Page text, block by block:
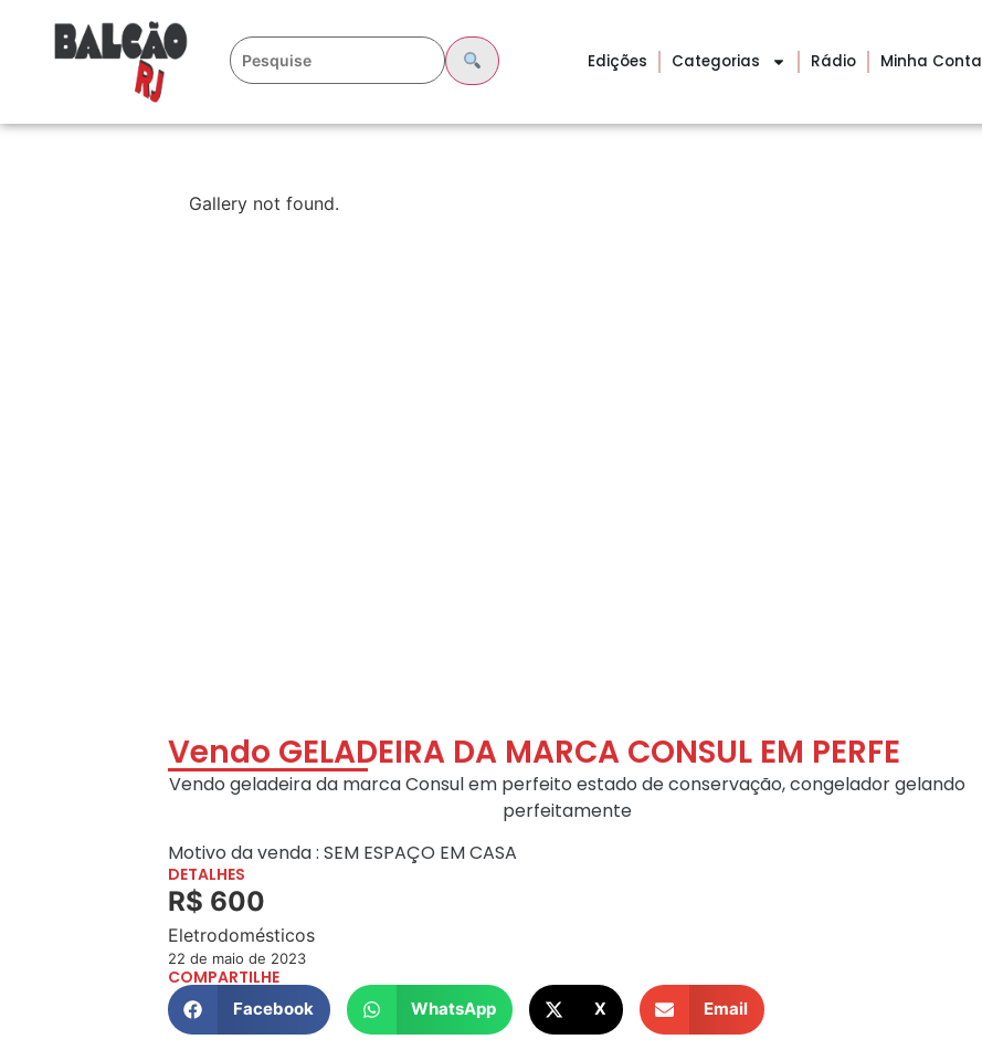
Edições Categorias Rádio Minha Conta
Gallery not found.
Vendo GELADEIRA DA MARCA CONSUL EM PERFE
Vendo geladeira da marca Consul em perfeito estado de conservação, congelador gelando
perfeitamente
Motivo da venda : SEM ESPAÇO EM CASA
DETALHES
R$ 600
Eletrodomésticos
22 de maio de 2023
COMPARTILHE
Facebook WhatsApp X Email